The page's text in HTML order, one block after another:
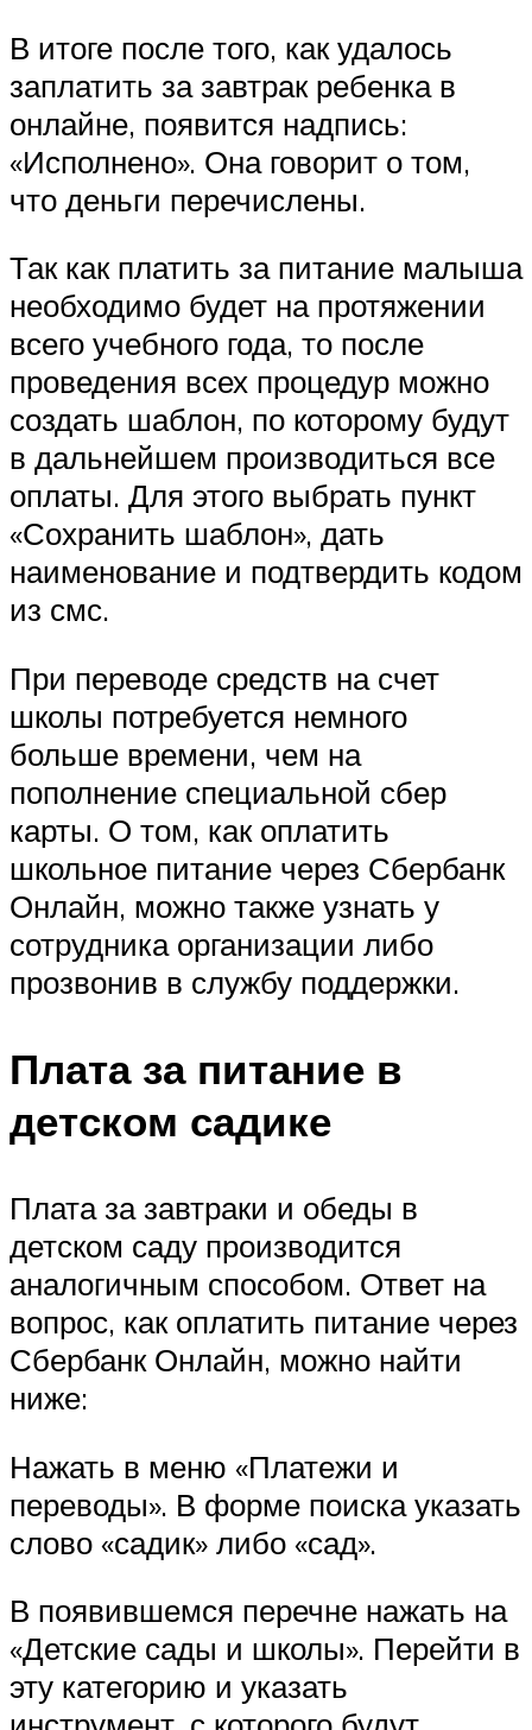
В итоге после того, как удалось
заплатить за завтрак ребенка в
онлайне, появится надпись:
«Исполнено». Она говорит о том,
что деньги перечислены.
Так как платить за питание малыша
необходимо будет на протяжении
всего учебного года, то после
проведения всех процедур можно
создать шаблон, по которому будут
в дальнейшем производиться все
оплаты. Для этого выбрать пункт
«Сохранить шаблон», дать
наименование и подтвердить кодом
из смс.
При переводе средств на счет
школы потребуется немного
больше времени, чем на
пополнение специальной сбер
карты. О том, как оплатить
школьное питание через Сбербанк
Онлайн, можно также узнать у
сотрудника организации либо
прозвонив в службу поддержки.
Плата за питание в
детском садике
Плата за завтраки и обеды в
детском саду производится
аналогичным способом. Ответ на
вопрос, как оплатить питание через
Сбербанк Онлайн, можно найти
ниже:
Нажать в меню «Платежи и
переводы». В форме поиска указать
слово «садик» либо «сад».
В появившемся перечне нажать на
«Детские сады и школы». Перейти в
эту категорию и указать